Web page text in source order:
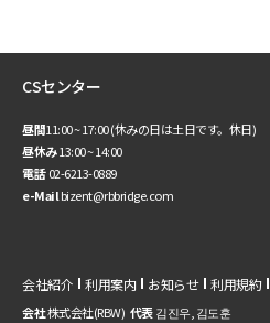
CSセンター
昼間11:00 ~ 17:00 (休みの日は土日です。休日)
昼休み13:00 ~ 14:00
電話02-6213-0889
e-Mailbizent@rbbridge.com
会社紹介 利用案内 お知らせ 利用規約
会社株式会社(RBW) 代表김진우, 김도훈